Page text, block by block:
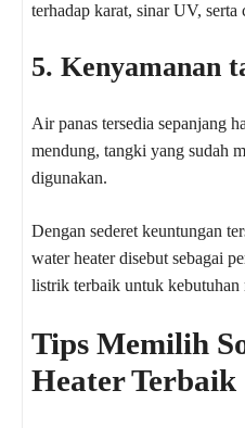
terhadap karat, sinar UV, serta
5. Kenyamanan
Air panas tersedia sepanjang
mendung, tangki yang sudah
digunakan.
Dengan sederet keuntungan
water heater disebut sebagai
listrik terbaik untuk kebutuhan
Tips Memilih
Heater Terbaik